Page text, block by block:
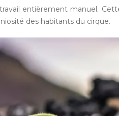
entièrement manuel.
des habitants du cirque.